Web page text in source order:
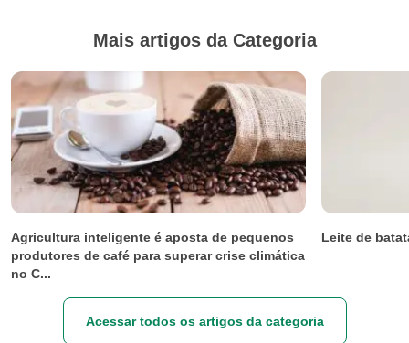
Mais artigos da Categoria
Agricultura inteligente é aposta de pequenos
produtores de café para superar crise climática
no C...
Leite de
Acessar todos os artigos da categoria